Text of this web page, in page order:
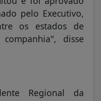
pelo Executivo,
os estados de
disse
Regional da